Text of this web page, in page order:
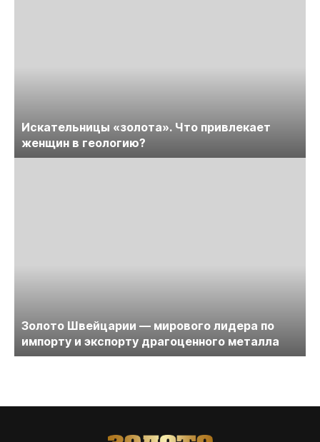
Искательницы «золота». Что привлекает
женщин в геологию?
Золото Швейцарии — мирового лидера по
импорту и экспорту драгоценного металла